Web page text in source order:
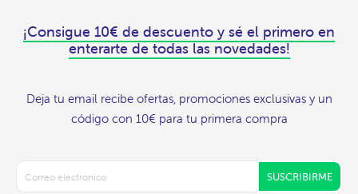
¡Consigue 10€ de descuento y sé el primero en
enterarte de todas las novedades!
Deja tu email recibe ofertas, promociones exclusivas y un
código con 10€ para tu primera compra
SUSCRIBIRME